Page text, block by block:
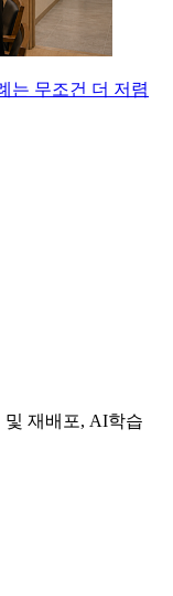
는 무조건 더 저렴
재배포, AI학습